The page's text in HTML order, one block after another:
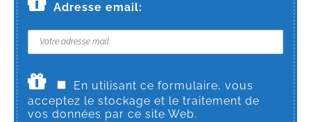
Adresse email:
En utilisant ce formulaire, vous
acceptez le stockage et le traitement de
vos données par ce site Web.